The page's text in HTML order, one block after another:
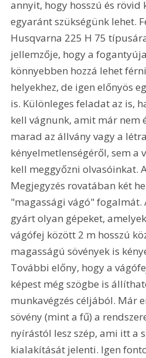
annyit, hogy hosszú és rövid
egyaránt szükségünk lehet.
Husqvarna 225 H 75
jellemzője, hogy a
könnyebben hozzá lehet
helyekhez, de igen előnyös
is. Különleges feladat az is,
kell vágnunk, amit már nem
marad az állvány vagy a
kényelmetlenségéről, sem a
kell meggyőzni olvasóinkat.
Megjegyzés rovatában két
"magassági vágó" fogalmát.
gyárt olyan gépeket,
vágófej között 2 m hosszú
magasságú sövények is
További előny, hogy a
képest még szögbe is
munkavégzés céljából. Már
sövény (mint a fű) a
nyírástól lesz szép, ami itt a
kialakítását jelenti. Igen